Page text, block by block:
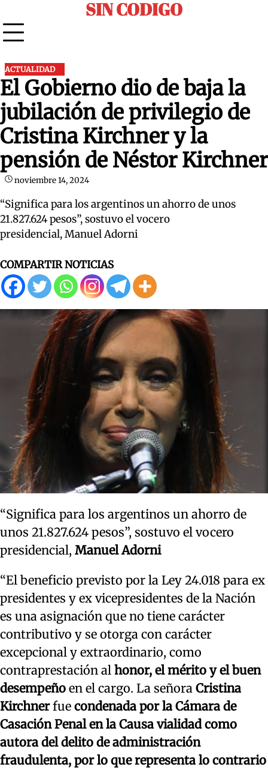
to
content
SIN CODIGO
ACTUALIDAD
El Gobierno dio de baja la
jubilación de privilegio de
Cristina Kirchner y la
pensión de Néstor Kirchner
noviembre 14, 2024
“Significa para los argentinos un ahorro de unos
21.827.624 pesos”, sostuvo el vocero
presidencial, Manuel Adorni
COMPARTIR NOTICIAS
“Significa para los argentinos un ahorro de
unos 21.827.624 pesos”, sostuvo el vocero
presidencial, Manuel Adorni
“El beneficio previsto por la Ley 24.018 para ex
presidentes y ex vicepresidentes de la Nación
es una asignación que no tiene carácter
contributivo y se otorga con carácter
excepcional y extraordinario, como
contraprestación al honor, el mérito y el buen
desempeño en el cargo. La señora Cristina
Kirchnerfue condenada por la Cámara de
Casación Penal en la Causa vialidad como
autora del delito de administración
fraudulenta, por lo que representa lo contrario